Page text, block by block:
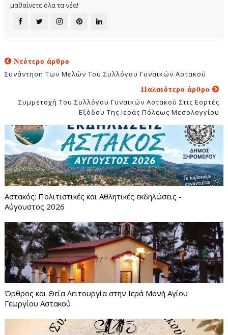
μαθαίνετε όλα τα νέα!
Νεότερο άρθρο
Συνάντηση Των Μελών Του Συλλόγου Γυναικών Αστακού
Παλαιότερο άρθρο
Συμμετοχή Του Συλλόγου Γυναικών Αστακού Στις Εορτές
Εξόδου Της Ιεράς Πόλεως Μεσολογγίου
Αστακός: Πολιτιστικές και Αθλητικές εκδηλώσεις -
Αύγουστος 2026
Όρθρος και Θεία Λειτουργία στην Ιερά Μονή Αγίου
Γεωργίου Αστακού